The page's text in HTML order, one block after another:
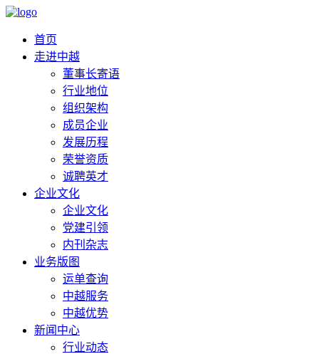
首页
走进中越
董事长寄语
行业地位
组织架构
成员企业
发展历程
荣誉资质
诚聘英才
企业文化
企业文化
党建引领
内刊杂志
业务版图
运单查询
中越服务
中越优势
新闻中心
行业动态